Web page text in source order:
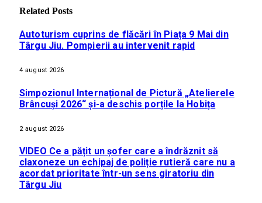
Related Posts
Autoturism cuprins de flăcări în Piața 9 Mai din
Târgu Jiu. Pompierii au intervenit rapid
4 august 2026
Simpozionul Internațional de Pictură „Atelierele
Brâncuși 2026“ și-a deschis porțile la Hobița
2 august 2026
VIDEO Ce a pățit un șofer care a îndrăznit să
claxoneze un echipaj de poliție rutieră care nu a
acordat prioritate într-un sens giratoriu din
Târgu Jiu